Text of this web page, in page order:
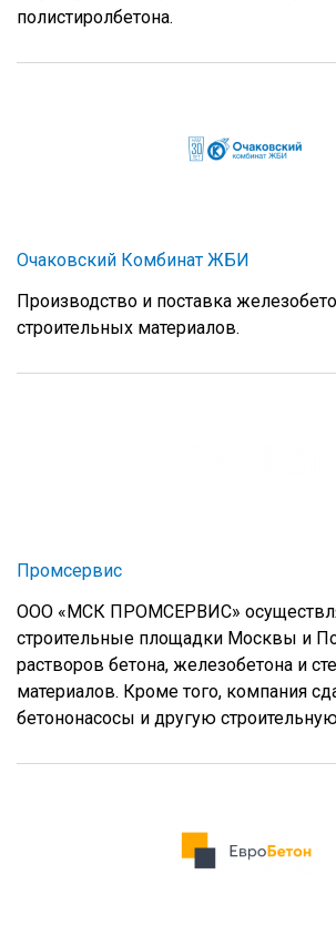
полистиролбетона.
Очаковский Комбинат ЖБИ
Производство и поставка
строительных материалов.
Промсервис
ООО «МСК ПРОМСЕРВИС»
строительные площадки Москвы и
растворов бетона, железобетона и
материалов. Кроме того, компания
бетононасосы и другую